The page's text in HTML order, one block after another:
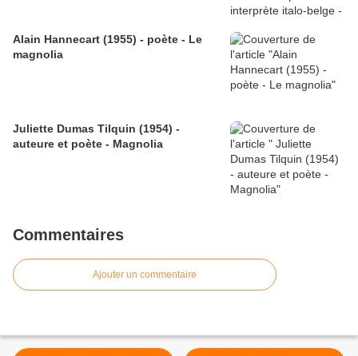
Alain Hannecart (1955) - poète - Le
magnolia
Juliette Dumas Tilquin (1954) -
auteure et poète - Magnolia
Commentaires
Ajouter un commentaire